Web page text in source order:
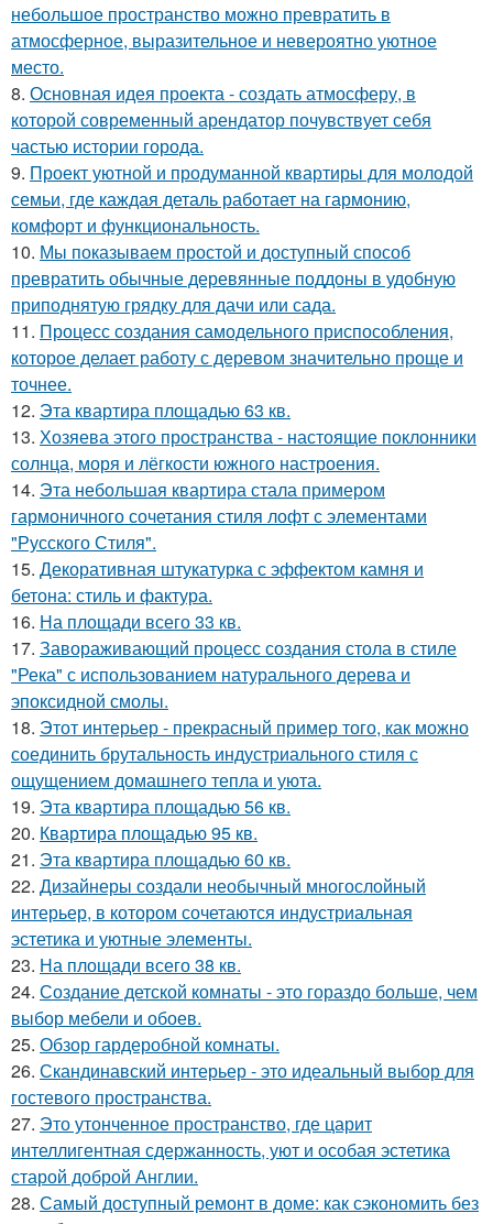
небольшое пространство можно превратить в
атмосферное, выразительное и невероятно уютное
место.
8. Основная идея проекта - создать атмосферу, в
которой современный арендатор почувствует себя
частью истории города.
9. Проект уютной и продуманной квартиры для молодой
семьи, где каждая деталь работает на гармонию,
комфорт и функциональность.
10. Мы показываем простой и доступный способ
превратить обычные деревянные поддоны в удобную
приподнятую грядку для дачи или сада.
11. Процесс создания самодельного приспособления,
которое делает работу с деревом значительно проще и
точнее.
12. Эта квартира площадью 63 кв.
13. Хозяева этого пространства - настоящие поклонники
солнца, моря и лёгкости южного настроения.
14. Эта небольшая квартира стала примером
гармоничного сочетания стиля лофт с элементами
"Русского Стиля".
15. Декоративная штукатурка с эффектом камня и
бетона: стиль и фактура.
16. На площади всего 33 кв.
17. Завораживающий процесс создания стола в стиле
"Река" с использованием натурального дерева и
эпоксидной смолы.
18. Этот интерьер - прекрасный пример того, как можно
соединить брутальность индустриального стиля с
ощущением домашнего тепла и уюта.
19. Эта квартира площадью 56 кв.
20. Квартира площадью 95 кв.
21. Эта квартира площадью 60 кв.
22. Дизайнеры создали необычный многослойный
интерьер, в котором сочетаются индустриальная
эстетика и уютные элементы.
23. На площади всего 38 кв.
24. Создание детской комнаты - это гораздо больше, чем
выбор мебели и обоев.
25. Обзор гардеробной комнаты.
26. Скандинавский интерьер - это идеальный выбор для
гостевого пространства.
27. Это утонченное пространство, где царит
интеллигентная сдержанность, уют и особая эстетика
старой доброй Англии.
28. Самый доступный ремонт в доме: как сэкономить без